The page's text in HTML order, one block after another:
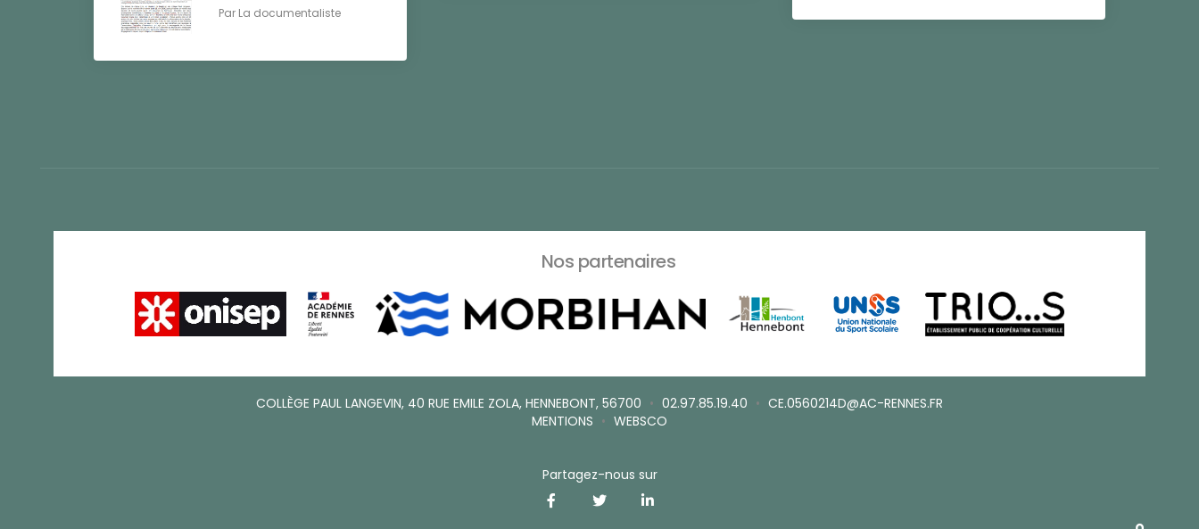
Par La documentaliste
Nos partenaires
COLLÈGE PAUL LANGEVIN, 40 RUE EMILE ZOLA, HENNEBONT, 56700 • 02.97.85.19.40 • CE.0560214D@AC-RENNES.FR
MENTIONS • WEBSCO
Partagez-nous sur